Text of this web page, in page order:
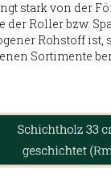
stark von der
Roller bzw.
Rohstoff
Sortimente